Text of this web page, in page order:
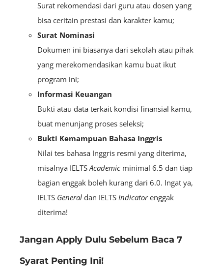
Surat rekomendasi dari guru atau dosen yang
bisa ceritain prestasi dan karakter kamu;
Surat Nominasi
Dokumen ini biasanya dari sekolah atau pihak
yang merekomendasikan kamu buat ikut
program ini;
Informasi Keuangan
Bukti atau data terkait kondisi finansial kamu,
buat menunjang proses seleksi;
Bukti Kemampuan Bahasa Inggris
Nilai tes bahasa Inggris resmi yang diterima,
misalnya IELTSAcademic minimal 6.5 dan tiap
bagian enggak boleh kurang dari 6.0. Ingat ya,
IELTS General dan IELTS Indicatorenggak
diterima!
Jangan Apply Dulu Sebelum Baca 7
Syarat Penting Ini!